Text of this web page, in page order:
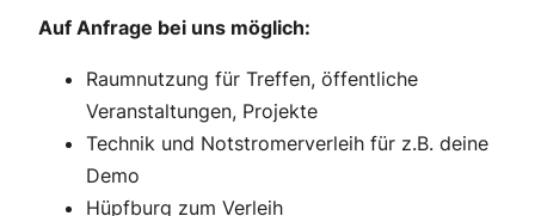
Auf Anfrage bei uns möglich:
Raumnutzung für Treffen, öffentliche
Veranstaltungen, Projekte
Technik und Notstromerverleih für z.B. deine
Demo
Hüpfburg zum Verleih